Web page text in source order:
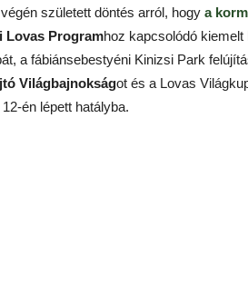
született döntés arról, hogy a
Lovas Programhoz kapcsolódó
a fábiánsebestyéni Kinizsi Park
Világbajnokságot és a Lovas
én lépett hatályba.